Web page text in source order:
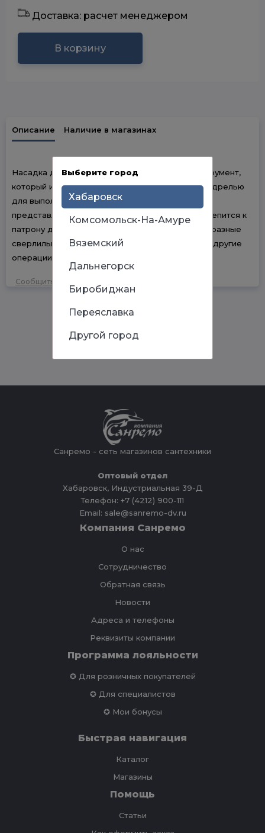
Доставка: расчет менеджером
В корзину
Описание Наличие в магазинах
Насадка для дрели – это дополнительный инструмент,
который используется вместе с электрической дрелью
для выполнения различных видов работ. Она
представляет собой сменную часть, которая крепится к
патрону дрели и позволяет совершать разнообразные
сверлильные, шлифовальные, шуруповертные и другие
операции.
Сообщить об ошибке
Санремо - сеть магазинов сантехники
Оптовый отдел
Хабаровск, Индустриальная 39-Д
Телефон: +7 (4212) 900-111
Email: sale@sanremo-dv.ru
Компания Санремо
О нас
Сотрудничество
Обратная связь
Новости
Адреса и телефоны
Реквизиты компании
Программа лояльности
✪ Для розничных покупателей
✪ Для специалистов
✪ Мои бонусы
Быстрая навигация
Каталог
Магазины
Помощь
Статьи
Выберите город
Хабаровск
Комсомольск-На-Амуре
Вяземский
Дальнегорск
Биробиджан
Переяславка
Другой город